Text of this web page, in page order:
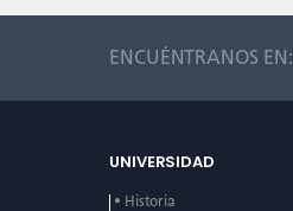
ENCUÉNTRANOS EN:
UNIVERSIDAD
• Historia